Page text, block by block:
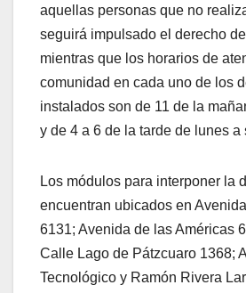
aquellas personas que no
seguirá impulsado el derecho
mientras que los horarios de
comunidad en cada uno de los
instalados son de 11 de la
y de 4 a 6 de la tarde de lunes a
Los módulos para interponer la
encuentran ubicados en
6131; Avenida de las Américas
Calle Lago de Pátzcuaro 1368;
Tecnológico y Ramón Rivera